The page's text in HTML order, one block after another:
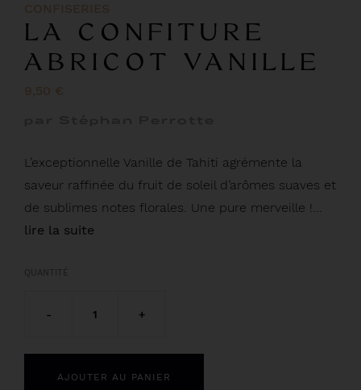
CONFISERIES
LA CONFITURE
ABRICOT VANILLE
9,50 €
L’exceptionnelle Vanille de Tahiti agrémente la
saveur raffinée du fruit de soleil d’arômes suaves et
de sublimes notes florales. Une pure merveille !...
lire la suite
- 1 +
AJOUTER AU PANIER